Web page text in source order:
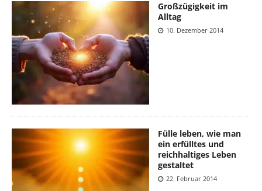
Großzügigkeit im
Alltag
10. Dezember 2014
Fülle leben, wie man
ein erfülltes und
reichhaltiges Leben
gestaltet
22. Februar 2014